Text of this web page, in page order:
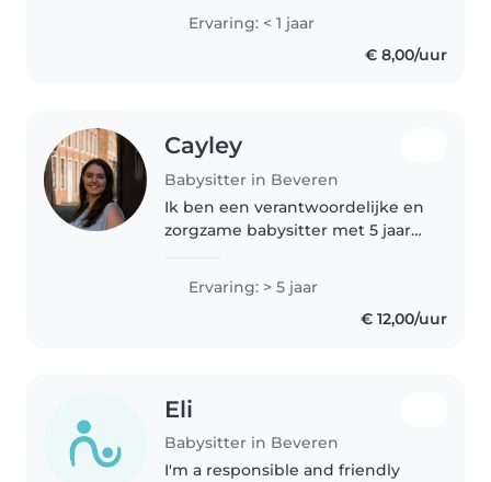
verantwoordelijk persoon.
Netheid en opruimen staan bij
mij hoog in het vaandel. Graag..
Ervaring: < 1 jaar
€ 8,00/uur
Cayley
Babysitter in Beveren
Ik ben een verantwoordelijke en
zorgzame babysitter met 5 jaar
met huisdieren en kan helpen
met koken en huiswerk. Ik..
Ervaring: > 5 jaar
€ 12,00/uur
Eli
Babysitter in Beveren
I'm a responsible and friendly